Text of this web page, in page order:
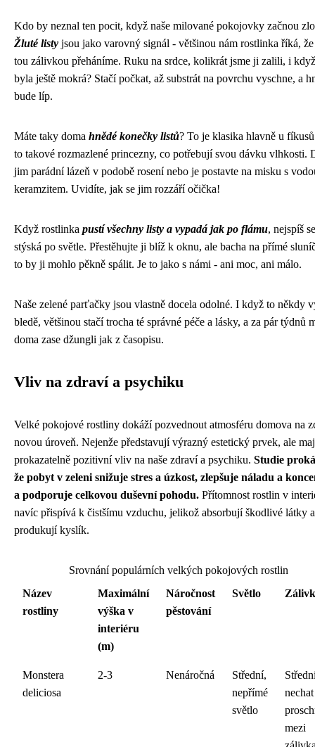
Kdo by neznal ten pocit, když naše milované pokojovky začnou
Žluté listy jsou jako varovný signál - většinou nám rostlinka říká, že
tou zálivkou přeháníme. Ruku na srdce, kolikrát jsme ji zalili, i
byla ještě mokrá? Stačí počkat, až substrát na povrchu vyschne, a
bude líp.
Máte taky doma hnědé konečky listů? To je klasika hlavně u
to takové rozmazlené princezny, co potřebují svou dávku vlhkosti.
jim parádní lázeň v podobě rosení nebo je postavte na misku s
keramzitem. Uvidíte, jak se jim rozzáří očička!
Když rostlinka pustí všechny listy a vypadá jak po flámu, nejspíš
stýská po světle. Přestěhujte ji blíž k oknu, ale bacha na přímé
to by ji mohlo pěkně spálit. Je to jako s námi - ani moc, ani málo.
Naše zelené parťačky jsou vlastně docela odolné. I když to někdy
bledě, většinou stačí trocha té správné péče a lásky, a za pár týdnů
doma zase džungli jak z časopisu.
Vliv na zdraví a psychiku
Velké pokojové rostliny dokáží pozvednout atmosféru domova na
novou úroveň. Nejenže představují výrazný estetický prvek, ale
prokazatelně pozitivní vliv na naše zdraví a psychiku. Studie
že pobyt v zeleni snižuje stres a úzkost, zlepšuje náladu a
a podporuje celkovou duševní pohodu. Přítomnost rostlin v
navíc přispívá k čistšímu vzduchu, jelikož absorbují škodlivé látky a
produkují kyslík.
Srovnání populárních velkých pokojových rostlin
Název
rostliny
Maximální
výška v
interiéru
(m)
Náročnost
pěstování
Světlo
Monstera
deliciosa
2-3 Nenáročná
Střední,
nepřímé
světlo
nechat
mezi